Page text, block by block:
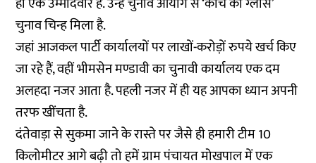
चुनाव चिन्ह मिला है.
जहां आजकल पार्टी कार्यालयों पर लाखों-करोड़ों रुपये खर्च किए
जा रहे हैं, वहीं भीमसेन मण्डावी का चुनावी कार्यालय एक दम
अलहदा नजर आता है. पहली नजर में ही यह आपका ध्यान अपनी
तरफ खींचता है.
दंतेवाड़ा से सुकमा जाने के रास्ते पर जैसे ही हमारी टीम 10
किलोमीटर आगे बढ़ी तो हमें ग्राम पंचायत मोखपाल में एक